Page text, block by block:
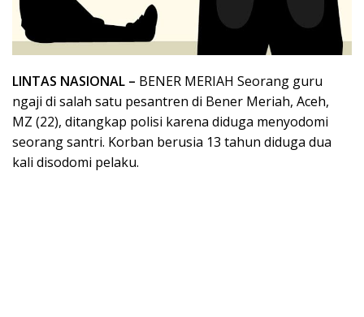
LINTAS NASIONAL – BENER MERIAH Seorang guru
ngaji di salah satu pesantren di Bener Meriah, Aceh,
MZ (22), ditangkap polisi karena diduga menyodomi
seorang santri. Korban berusia 13 tahun diduga dua
kali disodomi pelaku.